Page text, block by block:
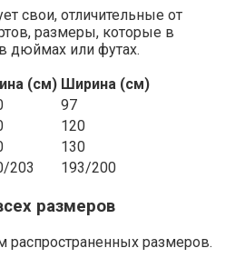
свои, отличительные от
размеры, которые в
дюймах или футах.
(см) Ширина (см)
97
120
130
203 193/200
размеров
распространенных размеров.